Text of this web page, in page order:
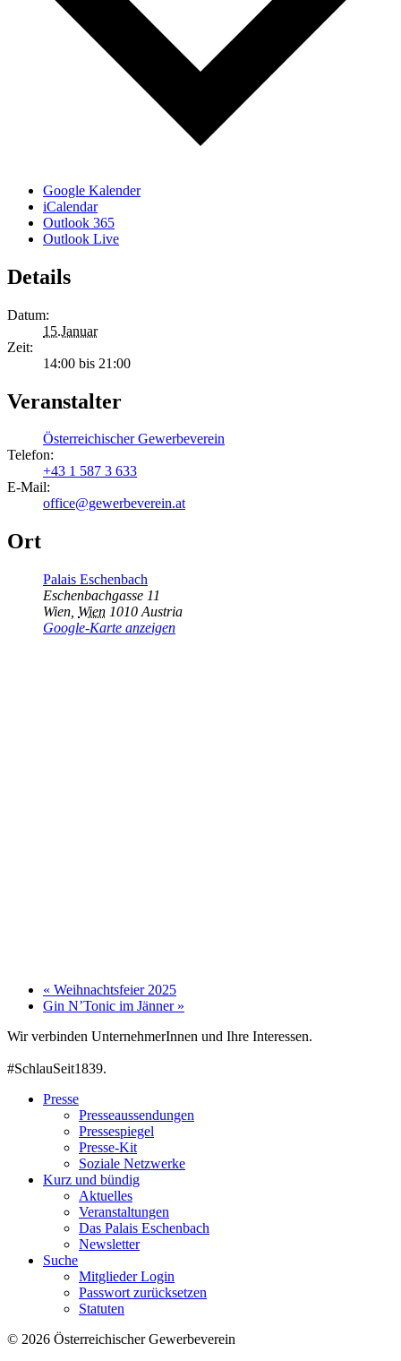
Google Kalender
iCalendar
Outlook 365
Outlook Live
Details
Datum:
15.Januar
Zeit:
14:00 bis 21:00
Veranstalter
Österreichischer Gewerbeverein
Telefon:
+43 1 587 3 633
E-Mail:
office@gewerbeverein.at
Ort
Palais Eschenbach
Eschenbachgasse 11
Wien Wien 1010 Austria
Google-Karte anzeigen
« Weihnachtsfeier 2025
Gin N’Tonic im Jänner »
Wir verbinden UnternehmerInnen und Ihre Interessen.
#SchlauSeit1839.
Presse
Presseaussendungen
Pressespiegel
Presse-Kit
Soziale Netzwerke
Kurz und bündig
Aktuelles
Veranstaltungen
Das Palais Eschenbach
Newsletter
Suche
Mitglieder Login
Passwort zurücksetzen
Statuten
© 2026 Österreichischer Gewerbeverein